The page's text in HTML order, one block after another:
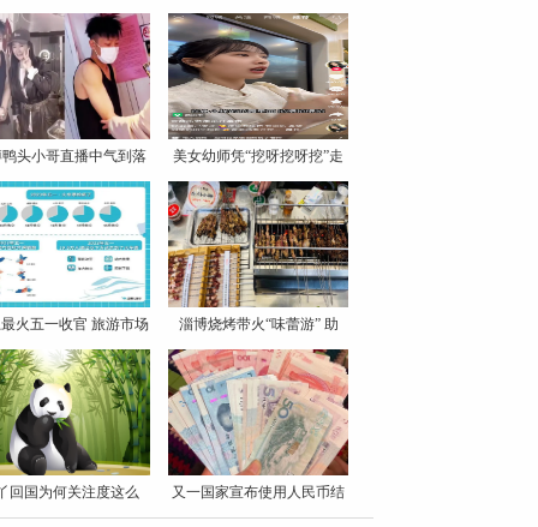
罚
头小哥直播中气到落
泪
美女幼师凭“挖呀挖呀挖”走
火五一收官 旅游市场 淄博烧烤带火“味蕾游” 助
回国为何关注度这么
高？
又一国家宣布使用人民币结
算